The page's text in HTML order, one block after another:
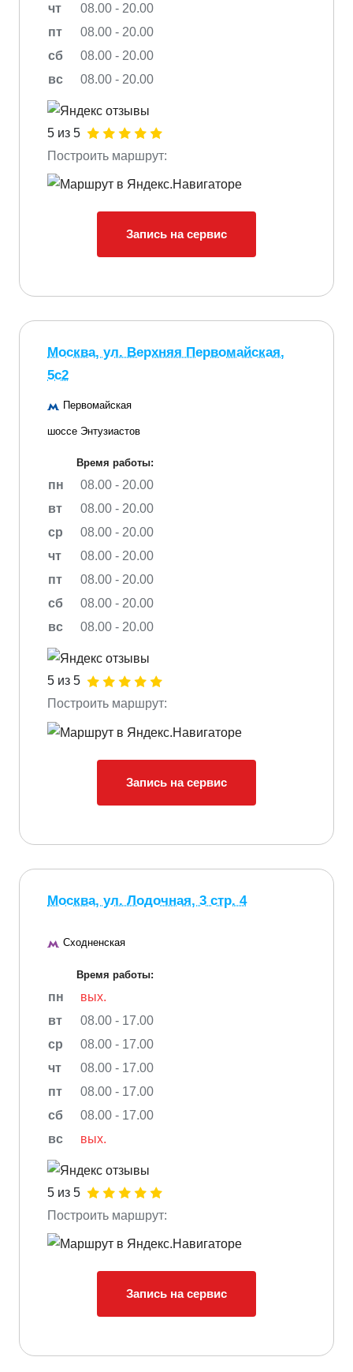
чт
08.00 - 20.00
пт
08.00 - 20.00
сб
08.00 - 20.00
вс
08.00 - 20.00
5 из 5
Построить маршрут:
Запись на сервис
Москва, ул. Верхняя Первомайская,
5с2
Первомайская
шоссе Энтузиастов
Время работы:
пн
08.00 - 20.00
вт
08.00 - 20.00
ср
08.00 - 20.00
чт
08.00 - 20.00
пт
08.00 - 20.00
сб
08.00 - 20.00
вс
08.00 - 20.00
5 из 5
Построить маршрут:
Запись на сервис
Москва, ул. Лодочная, 3 стр. 4
Сходненская
Время работы:
пн
вых.
вт
08.00 - 17.00
ср
08.00 - 17.00
чт
08.00 - 17.00
пт
08.00 - 17.00
сб
08.00 - 17.00
вс
вых.
5 из 5
Построить маршрут:
Запись на сервис